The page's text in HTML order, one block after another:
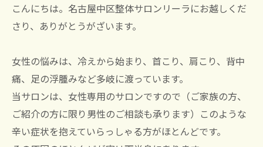
こんにちは。名古屋中区整体サロンリーラにお越しくだ
さり、ありがとうがざいます。
女性の悩みは、冷えから始まり、首こり、肩こり、背中
痛、足の浮腫みなど多岐に渡っています。
当サロンは、女性専用のサロンですので（ご家族の方、
ご紹介の方に限り男性のご相談も承ります）このような
辛い症状を抱えていらっしゃる方がほとんどです。